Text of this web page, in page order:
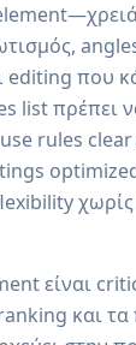
που
list πρέπει
rules
είναι
και